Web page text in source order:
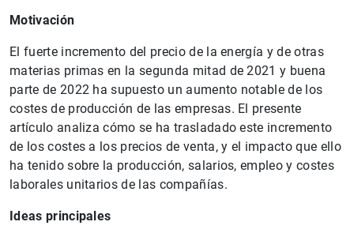
Motivación
El fuerte incremento del precio de la energía y de otras
materias primas en la segunda mitad de 2021 y buena
parte de 2022 ha supuesto un aumento notable de los
costes de producción de las empresas. El presente
artículo analiza cómo se ha trasladado este incremento
de los costes a los precios de venta, y el impacto que ello
ha tenido sobre la producción, salarios, empleo y costes
laborales unitarios de las compañías.
Ideas principales